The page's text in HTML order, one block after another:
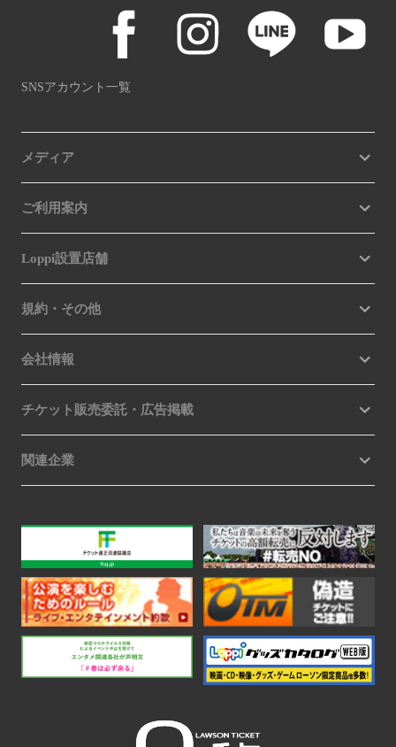
SNSアカウント一覧
メディア
ご利用案内
Loppi設置店舗
規約・その他
会社情報
チケット販売委託・広告掲載
関連企業